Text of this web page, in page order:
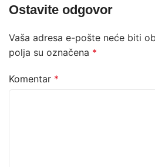
Ostavite odgovor
Vaša adresa e-pošte neće biti
polja su označena *
Komentar *